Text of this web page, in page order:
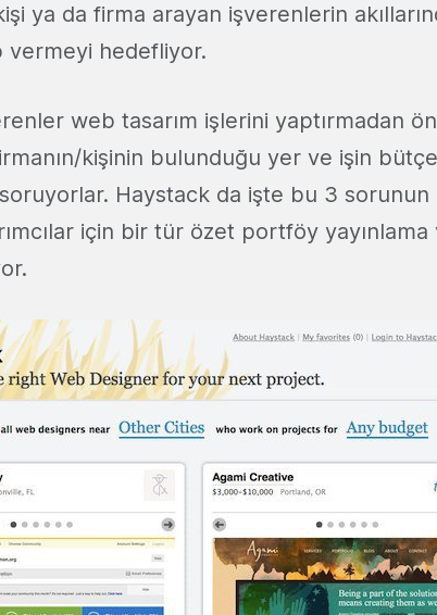
ya da firma arayan işverenlerin
vermeyi hedefliyor.
web tasarım işlerini yaptırmadan
kişinin bulunduğu yer ve işin
Haystack da işte bu 3 sorunun
için bir tür özet portföy